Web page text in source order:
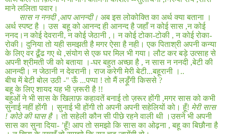
माने ललिता पवार।
सास न ननदी आप आनन्दी। अब इस लोकोक्ति का अर्थ क्या बताना ।
अर्थ स्पष्ट है । उस बहू को आनन्द ही आनन्द है जहाँ न कोई सास ,न कोई
ननद।न कोई देवरानी,न कोई जेठानी , । न कोई टोका-टोकी ,न कोई रोका-
रोकी। दुनिया तो यही समझती है मगर ऐसा है नही। एक पिताश्री अपनी कन्या
के लिए वर ढूँढ गए थे ,संयोग से एक घर मिल भी गया। लौट कर बड़े उत्साह से
अपनी श्रीमती जी को बताया । -घर बहुत अच्छा है , न सास न ननदी ,बेटी की
आनन्दी। न जेठानी न देवरानी। राज करेगी मेरी बेटी...बहूरानी । ..
बीच में बेटी बोल उठी -"ऊँ ...पप्पा !तो मैं लड़ूँगी किससे ?
बहू के लिए शायद यह भी ज़रूरी है !!
बहुओं ने भी सास के खिलाफ़ कहावतें बनाई तो ज़रूर होंगी ,मगर सास को कभी
सुनाई नहीं होंगी । सुनाई भी होंगी तो अपनी अपनी सहेलियों को। हूँ! मेरी सास
! कोठे की घास है । तो सहेली कौन सी पीछे रहने वाली थी ।उसने भी अपनी
सास का सुना दिया- ’हूँ! आप तो समझो कि सास का ओढ़ना ,बहू का बिछौना है